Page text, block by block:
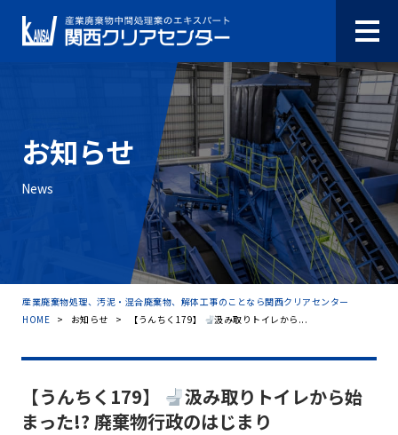
お知らせ
News
産業廃棄物処理、汚泥・混合廃棄物、解体工事のことなら関西クリアセンター
HOME > お知らせ > 【うんちく179】 汲み取りトイレから...
【うんちく179】
汲み取りトイレから始
まった!? 廃棄物行政のはじまり